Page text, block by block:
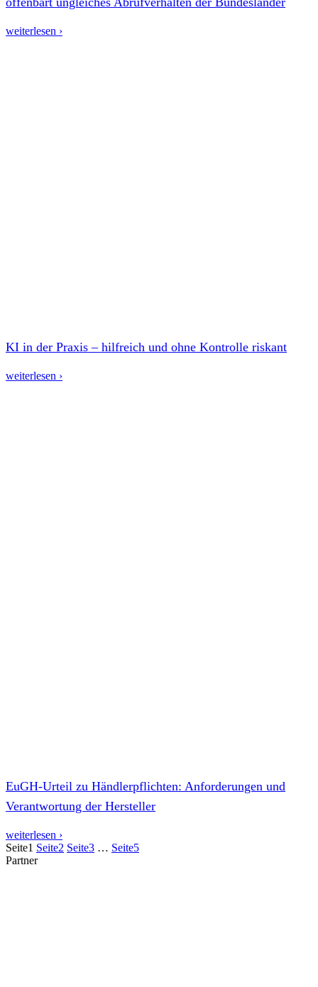
weiterlesen ›
KI in der Praxis – hilfreich und ohne Kontrolle riskant
weiterlesen ›
EuGH-Urteil zu Händlerpflichten: Anforderungen und
Verantwortung der Hersteller
weiterlesen ›
Seite1 Seite2 Seite3 … Seite5
Partner